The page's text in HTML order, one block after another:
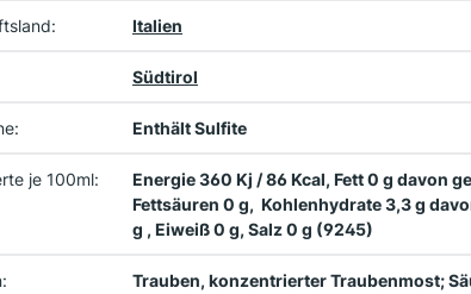
Italien
Südtirol
Enthält Sulfite
je 100ml:
Energie 360 Kj / 86 Kcal, Fett 0 g davon
Fettsäuren 0 g, Kohlenhydrate 3,3 g
g , Eiweiß 0 g, Salz 0 g (9245)
Trauben, konzentrierter Traubenmost;